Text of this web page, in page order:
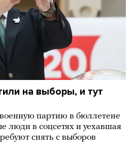
на выборы, и тут
партию в бюллетене
люди в соцсетях и уехавшая
снять с выборов